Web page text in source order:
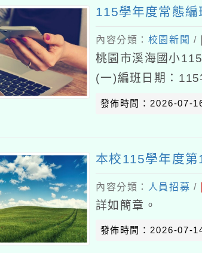
115學年度常態
內容分類： 校園新聞 /
桃園市溪海國小
(一)編班日期：
11：00(三)編班地
發佈時間：2026-07-
本校115學年度
內容分類： 人員招募 /
詳如簡章。
發佈時間：2026-07-